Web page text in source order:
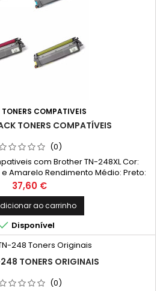
TONERS COMPATIVEIS
TONERS COMPATÍVEIS
(0)
com Brother TN-248XL Cor:
Amarelo Rendimento Médio: Preto:
Cada Cor: 2.300 Páginas*
Preço
37,60 €
ao carrinho
 Disponível
TONERS ORIGINAIS
(0)